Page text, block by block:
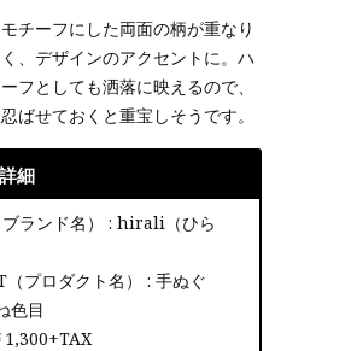
チーフにした両面の柄が重なり
、デザインのアクセントに。ハ
フとしても洒落に映えるので、
ばせておくと重宝しそうです。
細
ランド名） : hirali（ひら
（プロダクト名） : 手ぬぐ
色目
1,300+TAX